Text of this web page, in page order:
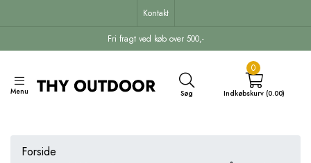
Fri fragt ved køb over 500,-
Kontakt
Menu Søg
0
Indkøbskurv (0.00)
Forside